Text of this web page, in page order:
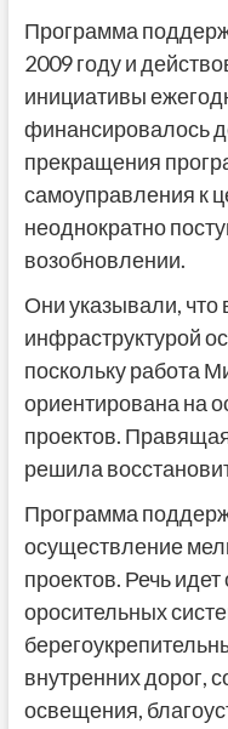
Программа
2009 году и
инициативы
финансировалось
прекращения
самоуправления к
неоднократно
возобновлении.
Они указывали, что
инфраструктурой
поскольку работа
ориентирована на
проектов.
решила
Программа
осуществление
проектов. Речь
оросительных
внутренних дорог,
освещения,